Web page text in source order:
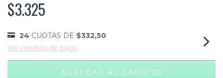
$3.325
24 CUOTAS DE $332,50
Ver medios de pago